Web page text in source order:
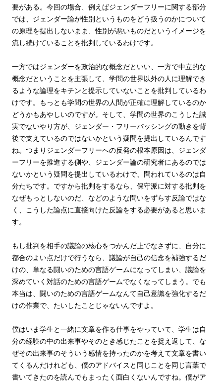
要がある。今回の場合、例えばジェンダーフリーに関する部分
では、ジェンダー論が性別というものをどう扱うのかについて
の原理を提出しないまま、性別が悪いものだというイメージを
流し続けていることを批判しているわけです。
一方ではジェンダーを政治的な概念だといい、一方で中立的な
概念だということを主張して、学問の世界以外の人に理解でき
るような論理をキチンと提示していないことを批判しているわ
けです。もっとも学問の世界の人間が正確に理解しているのか
どうかもあやしいのですが。そして、学問の世界のこうした誠
実でないやり方が、ジェンダー・フリーバッシングの動きを背
後で支えているのではないかという疑問を提出しているんです
ね。つまりジェンダーフリーへの反発の根本原因は、ジェンダ
ーフリーを推進する側や、ジェンダー論の研究者にあるのでは
ないかという疑問を提出しているわけで、問われているのは自
分たちです。ですから批判をするなら、保守派に対する批判を
なぜもっとしないのだ、などのような問いをずらす反論ではな
く、こうした論点に直接向けた反論をする必要があると思いま
す。
もし批判を相手の議論の核心をつかんだ上でなさずに、自分に
都合のよい点だけで行うなら、議論が自己の信念を補強するだ
けの、単なる闘いのための言語ゲームになってしまい、議論を
深めていく対話のための言語ゲームでなくなってしまう。でも
本当は、闘いのための言語ゲームなんて自己意識を強化するだ
けの作業で、たいしたことじゃないんですよ。
僕はいま学生と一緒に文章を作る仕事をやっていて、学生は自
分の経験の中の出来事やそのとき感じたことを捉え返して、な
ぜその出来事のそういう感情を持ったのかを考えて文章を書い
てくるんだけれども、僕のアドバイスと同じことを同じ言葉で
書いてきたのを読んでもまったく面白くないんですね。僕がア